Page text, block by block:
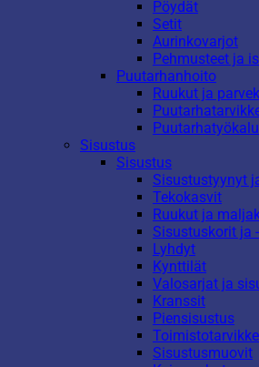
Pöydät
Setit
Aurinkovarjot
Pehmusteet ja
Puutarhanhoito
Ruukut ja
Sisustus
Sisustus
Sisustustyynyt
Tekokasvit
Ruukut ja
Sisustuskorit ja
Lyhdyt
Kynttilät
Valosarjat ja
Kranssit
Piensisustus
Sisustusmuovit